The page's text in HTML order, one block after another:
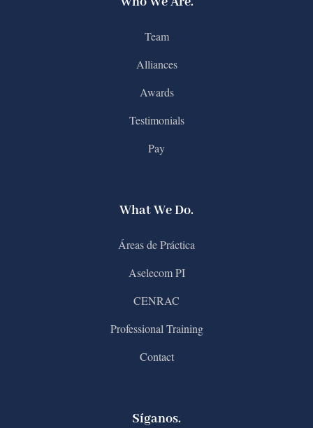
Team
Alliances
Awards
Testimonials
Pay
What We Do.
Áreas de Práctica
Aselecom PI
CENRAC
Professional Training
Contact
Síganos.